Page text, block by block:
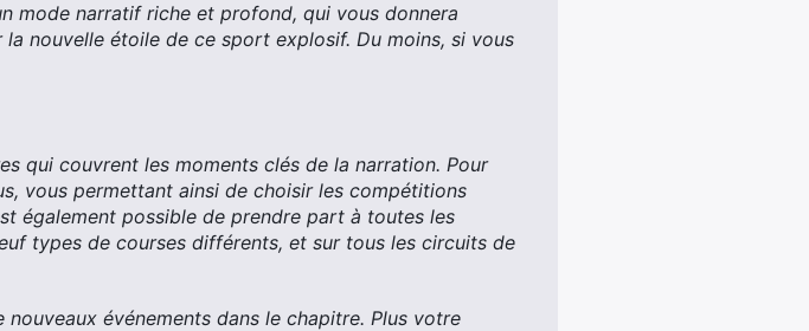
mode narratif riche et profond, qui vous donnera
la nouvelle étoile de ce sport explosif. Du moins, si vous
qui couvrent les moments clés de la narration. Pour
vous permettant ainsi de choisir les compétitions
également possible de prendre part à toutes les
types de courses différents, et sur tous les circuits de
événements dans le chapitre. Plus votre